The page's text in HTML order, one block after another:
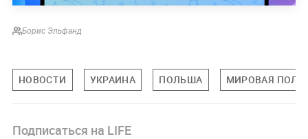
Борис Эльфанд
НОВОСТИ УКРАИНА ПОЛЬША МИРОВАЯ
Подписаться на LIFE